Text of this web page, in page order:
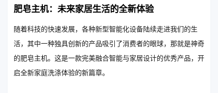
肥皂主机：未来家居生活的全新体验
随着科技的快速发展，各种新型智能化设备陆续走进我们的生
活，其中一种独具创新的产品吸引了消费者的眼球，那就是神奇
的肥皂主机。这是一款完美融合智能与家居设计的优秀产品，开
启全新家庭洗涤体验的新篇章。